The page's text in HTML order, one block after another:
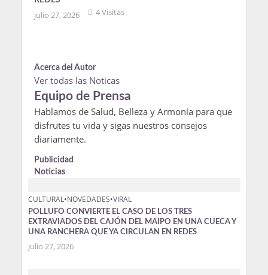
julio 27, 2026 4 Visitas
Acerca del Autor
Ver todas las Noticas
Equipo de Prensa
Hablamos de Salud, Belleza y Armonía para que
disfrutes tu vida y sigas nuestros consejos
diariamente.
Publicidad
Noticias
CULTURAL•NOVEDADES•VIRAL
POLLUFO CONVIERTE EL CASO DE LOS TRES
EXTRAVIADOS DEL CAJÓN DEL MAIPO EN UNA CUECA Y
UNA RANCHERA QUE YA CIRCULAN EN REDES
julio 27, 2026